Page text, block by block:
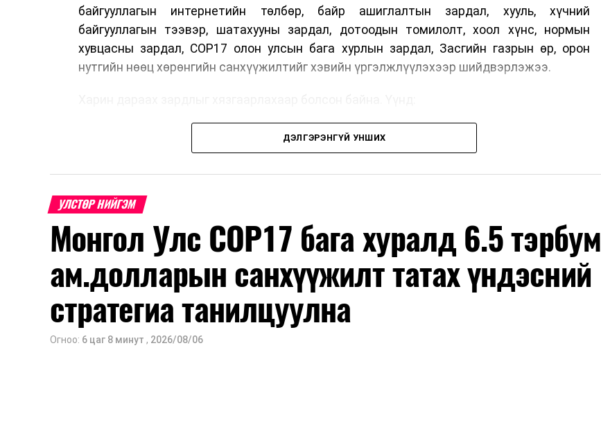
байгууллагын интернетийн төлбөр, байр ашиглалтын зардал, хууль, хүчний
байгууллагын тээвэр, шатахууны зардал, дотоодын томилолт, хоол хүнс, нормын
хувцасны зардал, COP17 олон улсын бага хурлын зардал, Засгийн газрын өр, орон
нутгийн нөөц хөрөнгийн санхүүжилтийг хэвийн үргэлжлүүлэхээр шийдвэрлэжээ.
Олон улсын болон Засгийн газрын шийдвэртэйгээс бусад хурал, зөвлөгөөн, ой,
тэмдэглэлт өдөр, найр наадам, соёлын арга хэмжээ;
Урьдчилан төлөвлөсөн төрийн өндөр албан тушаалтны томилолтоос бусад гадаад
Зайлшгүй шаардлагагүй тоног төхөөрөмж, тавилга, автомашин худалдан авах;
Батлан хамгаалах, хууль зүйн салбараас бусад сургалт, дадлага;
Заавал олгохоос бусад тэтгэмж, урамшуулал.
Санхүүгийн хэмнэлтийн горимыг 2026 оны арванхоёрдугаар сарын 31 хүртэл мөрдөнө.
Харин эрүүл мэндийн салбар уг хэмнэлтийн горимд хамрагдахгүй бөгөөд цэцэрлэг,
ДЭЛГЭРЭНГҮЙ УНШИХ
УЛСТӨР НИЙГЭМ
Монгол Улс COP17 бага хуралд 6.5 тэрбум
ам.долларын санхүүжилт татах үндэсний
стратегиа танилцуулна
Огноо: 6 цаг 8 минут , 2026/08/06